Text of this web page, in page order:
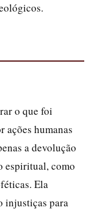
o que foi
ações humanas
a devolução
espiritual, como
Ela
injustiças para